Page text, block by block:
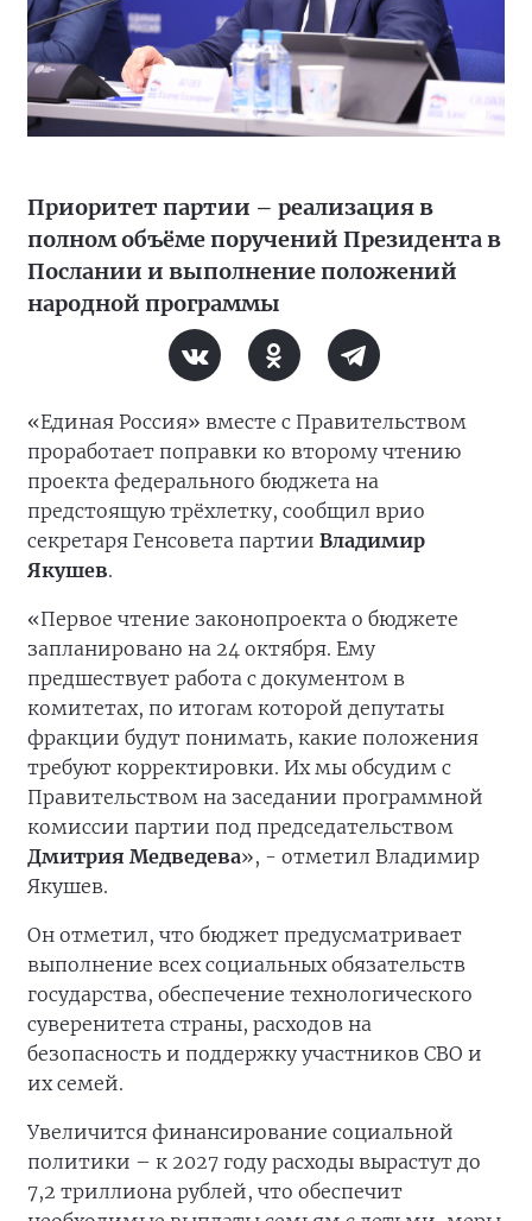
Приоритет партии – реализация в
полном объёме поручений Президента в
Послании и выполнение положений
народной программы
«Единая Россия» вместе с Правительством
проработает поправки ко второму чтению
проекта федерального бюджета на
предстоящую трёхлетку, сообщил врио
секретаря Генсовета партии Владимир
Якушев.
«Первое чтение законопроекта о бюджете
запланировано на 24 октября. Ему
предшествует работа с документом в
комитетах, по итогам которой депутаты
фракции будут понимать, какие положения
требуют корректировки. Их мы обсудим с
Правительством на заседании программной
комиссии партии под председательством
Дмитрия Медведева», - отметил Владимир
Якушев.
Он отметил, что бюджет предусматривает
выполнение всех социальных обязательств
государства, обеспечение технологического
суверенитета страны, расходов на
безопасность и поддержку участников СВО и
их семей.
Увеличится финансирование социальной
политики – к 2027 году расходы вырастут до
7,2 триллиона рублей, что обеспечит